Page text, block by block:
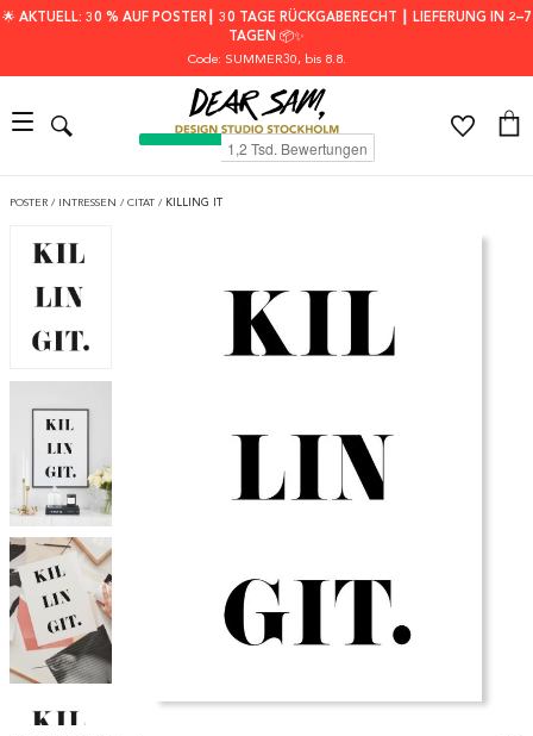
🌟 AKTUELL: 30 % AUF POSTER┃ 30 TAGE RÜCKGABERECHT ┃ LIEFERUNG IN 2–7
TAGEN 📦✨
Code: SUMMER30, bis 8.8.
POSTER / INTRESSEN / CITAT / KILLING IT